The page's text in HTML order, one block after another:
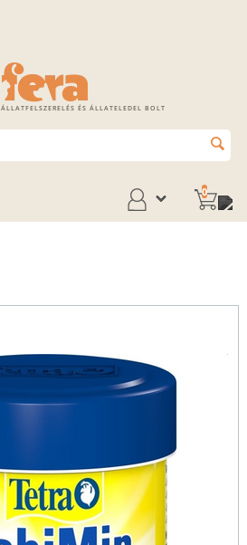
ÁLLATFELSZERELÉS ÉS ÁLLATELEDEL BOLT
0